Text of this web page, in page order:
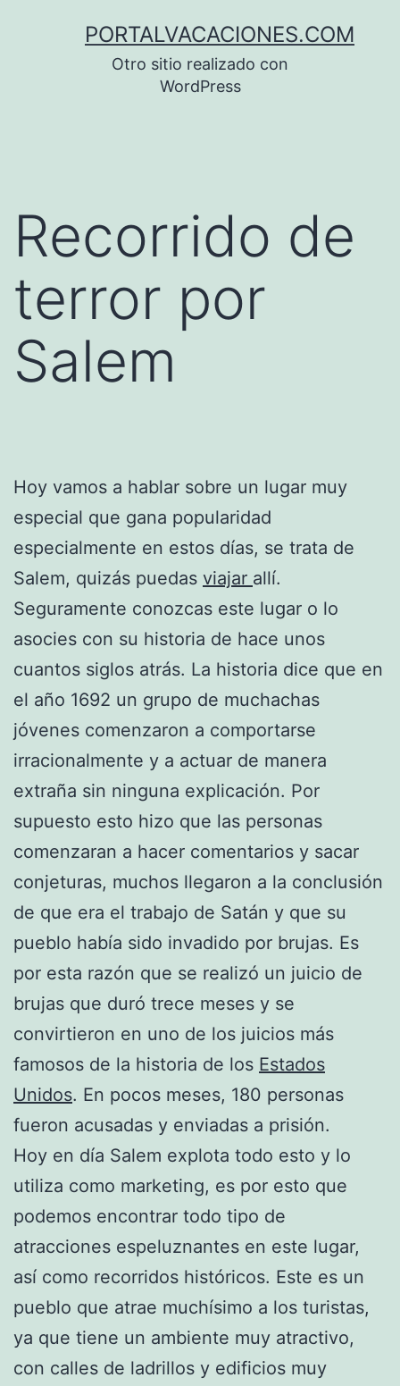
PORTALVACACIONES.COM
Otro sitio realizado con
WordPress
Recorrido de
terror por
Salem
Hoy vamos a hablar sobre un lugar muy
especial que gana popularidad
especialmente en estos días, se trata de
Salem, quizás puedas viajar allí.
Seguramente conozcas este lugar o lo
asocies con su historia de hace unos
cuantos siglos atrás. La historia dice que en
el año 1692 un grupo de muchachas
jóvenes comenzaron a comportarse
irracionalmente y a actuar de manera
extraña sin ninguna explicación. Por
supuesto esto hizo que las personas
comenzaran a hacer comentarios y sacar
conjeturas, muchos llegaron a la conclusión
de que era el trabajo de Satán y que su
pueblo había sido invadido por brujas. Es
por esta razón que se realizó un juicio de
brujas que duró trece meses y se
convirtieron en uno de los juicios más
famosos de la historia de los Estados
Unidos. En pocos meses, 180 personas
fueron acusadas y enviadas a prisión.
Hoy en día Salem explota todo esto y lo
utiliza como marketing, es por esto que
podemos encontrar todo tipo de
atracciones espeluznantes en este lugar,
así como recorridos históricos. Este es un
pueblo que atrae muchísimo a los turistas,
ya que tiene un ambiente muy atractivo,
con calles de ladrillos y edificios muy